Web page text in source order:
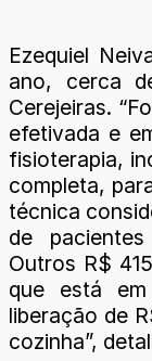
Ezequiel
ano, cerca
Cerejeiras.
efetivada e
fisioterapia,
completa,
técnica
de
Outros R$
que está
liberação de
cozinha”,